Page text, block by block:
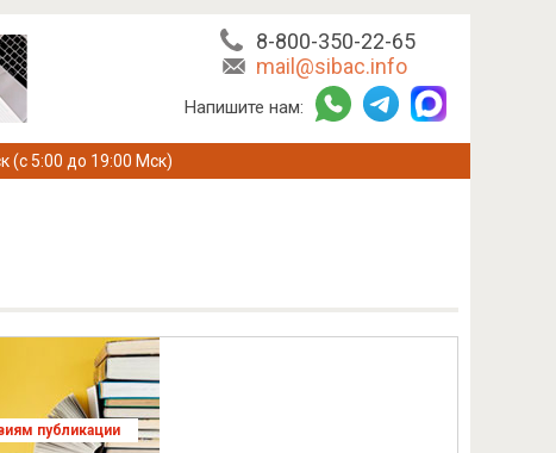
8-800-350-22-65
mail@sibac.info
Напишите нам:
(с 5:00 до 19:00 Мск)
публикации